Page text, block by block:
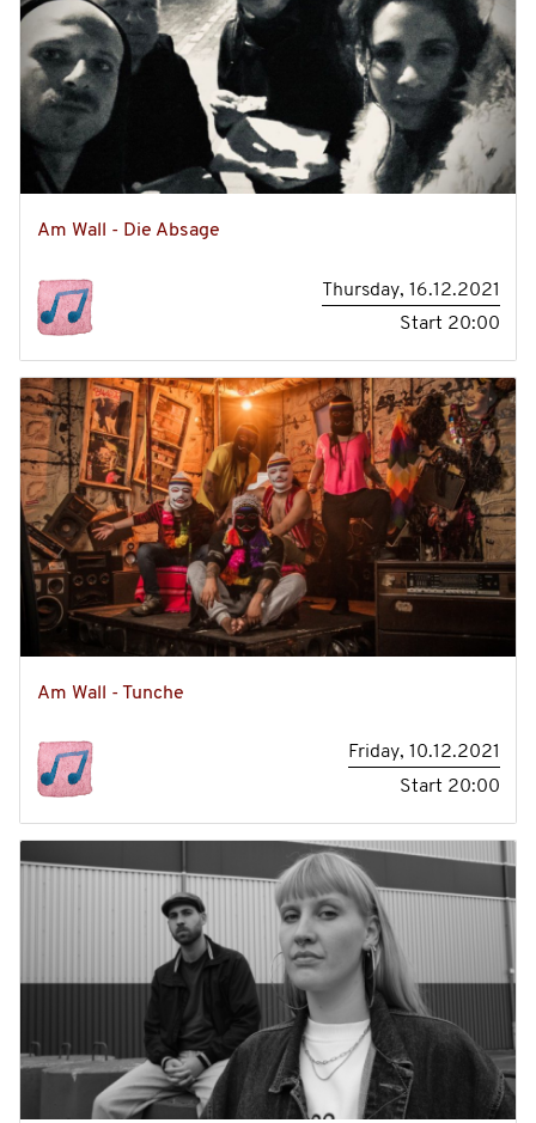
Am Wall - Die Absage
Thursday, 16.12.2021
Start 20:00
Am Wall - Tunche
Friday, 10.12.2021
Start 20:00